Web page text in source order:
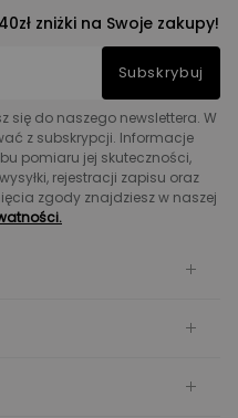
zniżki na Swoje zakupy!
Subskrybuj
się do naszego newslettera. W
z subskrypcji. Informacje
pomiaru jej skuteczności,
rejestracji zapisu oraz
zgody znajdziesz w naszej